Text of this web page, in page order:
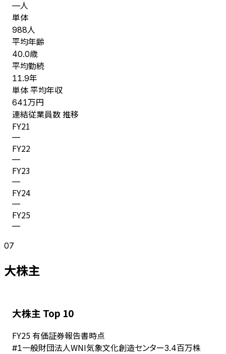
—人
単体
988人
平均年齢
40.0歳
平均勤続
11.9年
単体 平均年収
641万円
連結従業員数 推移
FY21
—
FY22
—
FY23
—
FY24
—
FY25
—
07
大株主
大株主 Top 10
FY25 有価証券報告書時点
#1一般財団法人WNI気象文化創造センター3.4百万株